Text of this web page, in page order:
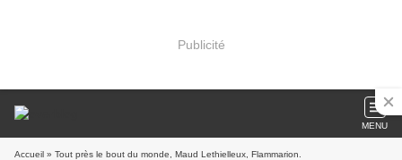
Publicité
MENU
Accueil » Tout près le bout du monde, Maud Lethielleux, Flammarion.